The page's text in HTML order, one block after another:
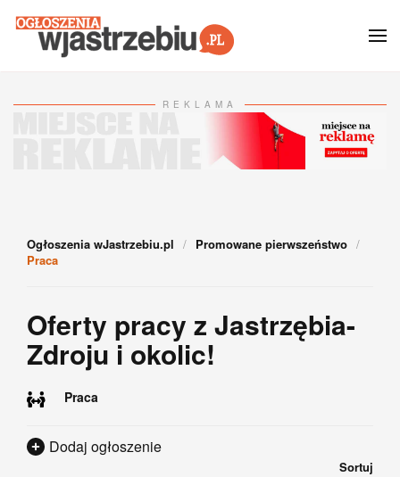
Przejdź do głównej treści
REKLAMA
Ogłoszenia wJastrzebiu.pl
Promowane pierwszeństwo
Praca
Oferty pracy z Jastrzębia-
Zdroju i okolic!
Praca
Dodaj ogłoszenie
Sortuj